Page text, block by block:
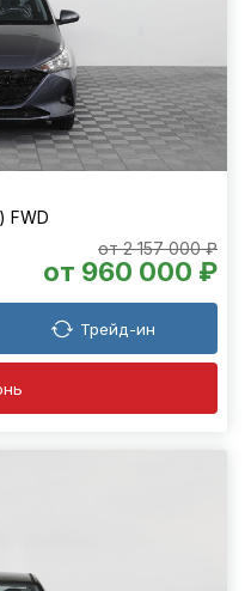
FWD
от 2 157 000 ₽
от 960 000 ₽
Трейд-ин